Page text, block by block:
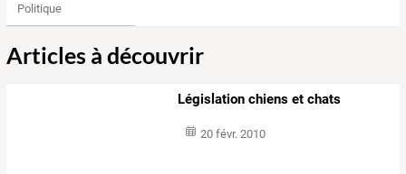
Politique
Articles à découvrir
Législation chiens et chats
20 févr. 2010